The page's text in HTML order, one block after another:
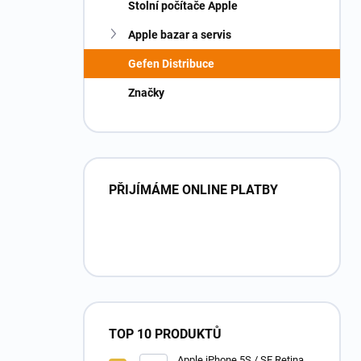
Stolní počítače Apple
Apple bazar a servis
Gefen Distribuce
Značky
PŘIJÍMÁME ONLINE PLATBY
TOP 10 PRODUKTŮ